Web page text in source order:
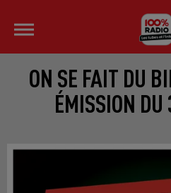
ON SE FAIT DU
ÉMISSION